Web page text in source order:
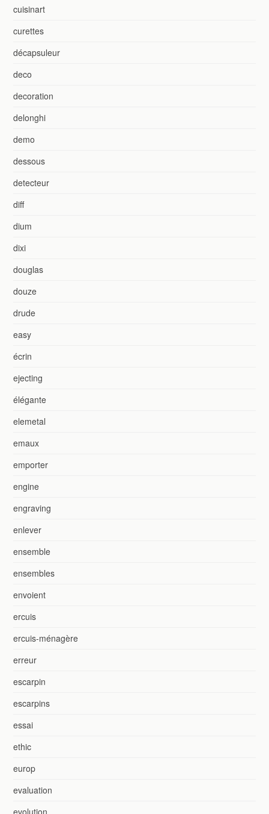
cuisinart
curettes
décapsuleur
deco
decoration
delonghi
demo
dessous
detecteur
diff
dium
dixi
douglas
douze
drude
easy
écrin
ejecting
élégante
elemetal
emaux
emporter
engine
engraving
enlever
ensemble
ensembles
envoient
ercuis
ercuis-ménagère
erreur
escarpin
escarpins
essai
ethic
europ
evaluation
evolution